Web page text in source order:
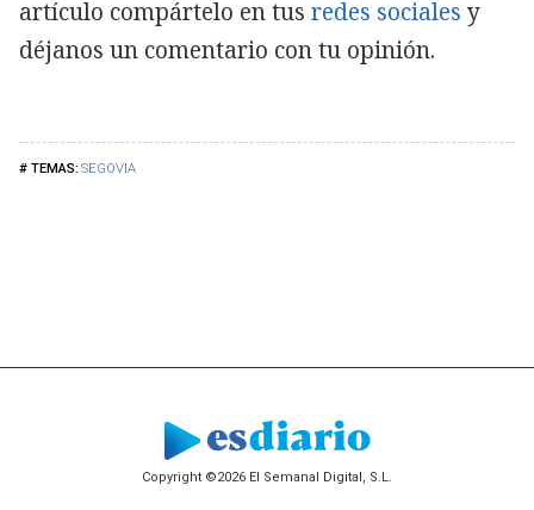
SEGOVIA
artículo compártelo en tus redes sociales y
déjanos un comentario con tu opinión.
Copyright ©2026 El Semanal Digital, S.L.